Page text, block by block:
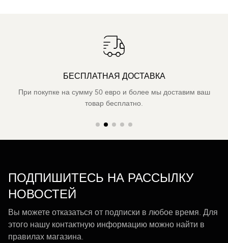
БЕСПЛАТНАЯ ДОСТАВКА
При покупке на сумму 50 евро и более мы доставим ваш
товар бесплатно.
ПОДПИШИТЕСЬ НА РАССЫЛКУ
НОВОСТЕЙ
Вы можете отказаться от подписки в любое время. Для
этого нашу контактную информацию можно найти в
правилах магазина.